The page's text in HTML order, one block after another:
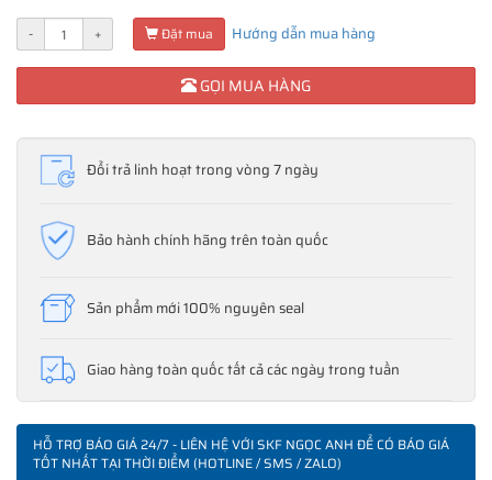
- + Đặt mua Hướng dẫn mua hàng
GỌI MUA HÀNG
Đổi trả linh hoạt trong vòng 7 ngày
Bảo hành chính hãng trên toàn quốc
Sản phẩm mới 100% nguyên seal
Giao hàng toàn quốc tất cả các ngày trong tuần
HỖ TRỢ BÁO GIÁ 24/7 - LIÊN HỆ VỚI SKF NGỌC ANH ĐỂ CÓ BÁO GIÁ
TỐT NHẤT TẠI THỜI ĐIỂM (HOTLINE / SMS / ZALO)